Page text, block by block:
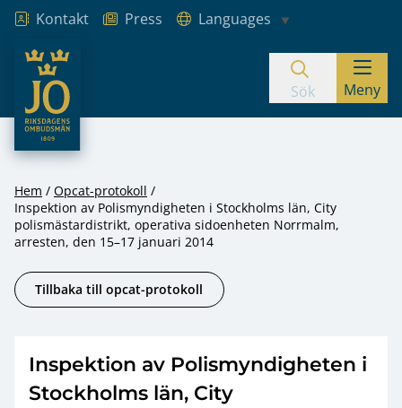
Hoppa till innehåll
Kontakt Press
Languages
JO – Riksdagens Ombudsmän
Sök Meny
Hem
Opcat-protokoll
Inspektion av Polismyndigheten i Stockholms län, City
polismästardistrikt, operativa sidoenheten Norrmalm,
arresten, den 15–17 januari 2014
Tillbaka till opcat-protokoll
Inspektion av Polismyndigheten i
Stockholms län, City